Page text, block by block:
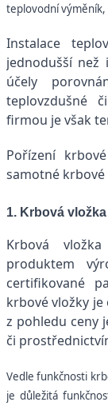
teplovodní výměník,
Instalace
jednodušší než
účely
teplovzdušné
firmou je však
Pořízení
samotné krbové
1. Krbová vložka
Krbová
produktem
certifikované
krbové vložky
z pohledu ceny
či
Vedle funkčnosti
je důležitá